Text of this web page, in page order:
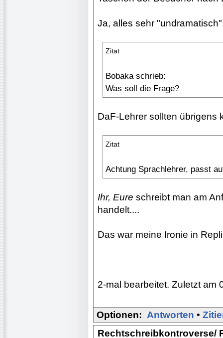
Ja, alles sehr
Zitat
Bobaka schrieb:
Was soll die Frage?
DaF-Lehrer sollten übrigens
Zitat
Achtung Sprachlehrer, passt
Ihr, Eure schreibt man am
handelt....
Das war meine Ironie in
2-mal bearbeitet. Zuletzt am
Optionen: Antworten •
Rechtschreibkontroverse/